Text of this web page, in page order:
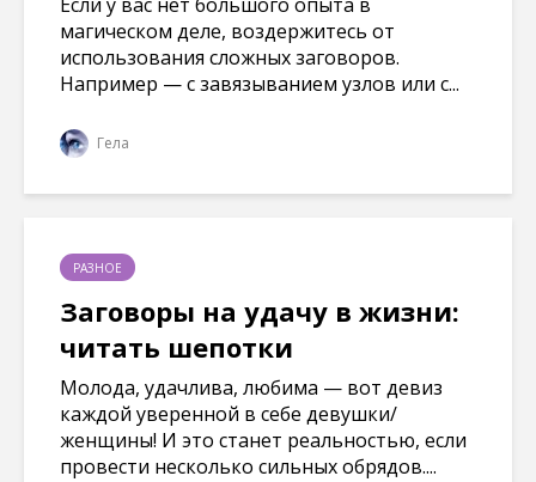
магическом деле, воздержитесь от
использования сложных заговоров.
Например — с завязыванием узлов или с...
Гела
РАЗНОЕ
Заговоры на удачу в жизни:
читать шепотки
Молода, удачлива, любима — вот девиз
каждой уверенной в себе девушки/
женщины! И это станет реальностью, если
провести несколько сильных обрядов....